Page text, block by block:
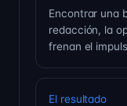
Encontrar una
redacción, la
frenan el
El resultado